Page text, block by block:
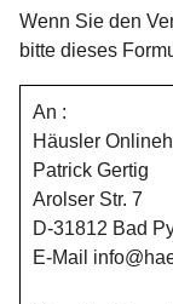
Wenn Sie den
bitte dieses
An :
Häusler
Patrick Gertig
Arolser Str. 7
D-31812 Bad
E-Mail